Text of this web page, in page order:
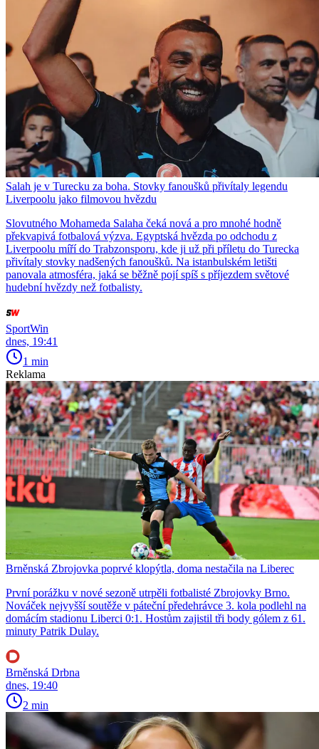
Salah je v Turecku za boha. Stovky fanoušků přivítaly legendu
Liverpoolu jako filmovou hvězdu
Slovutného Mohameda Salaha čeká nová a pro mnohé hodně
překvapivá fotbalová výzva. Egyptská hvězda po odchodu z
Liverpoolu míří do Trabzonsporu, kde ji už při příletu do Turecka
přivítaly stovky nadšených fanoušků. Na istanbulském letišti
panovala atmosféra, jaká se běžně pojí spíš s příjezdem světové
hudební hvězdy než fotbalisty.
SportWin
dnes, 19:41
1 min
Reklama
Brněnská Zbrojovka poprvé klopýtla, doma nestačila na Liberec
První porážku v nové sezoně utrpěli fotbalisté Zbrojovky Brno.
Nováček nejvyšší soutěže v páteční předehrávce 3. kola podlehl na
domácím stadionu Liberci 0:1. Hostům zajistil tři body gólem z 61.
minuty Patrik Dulay.
Brněnská Drbna
dnes, 19:40
2 min